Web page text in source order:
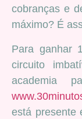
cobranças e
máximo? É
Para ganhar
circuito
academia
está presente